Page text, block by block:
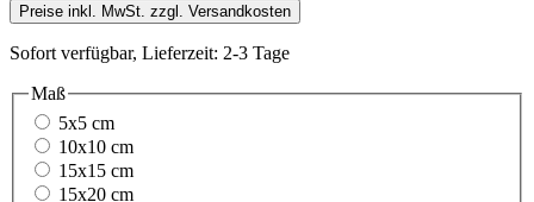
Preise inkl. MwSt. zzgl. Versandkosten
Sofort verfügbar, Lieferzeit: 2-3 Tage
Maß
5x5 cm
10x10 cm
15x15 cm
15x20 cm